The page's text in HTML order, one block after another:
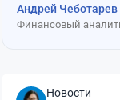
Андрей Чеботарев
Финансовый
Новости